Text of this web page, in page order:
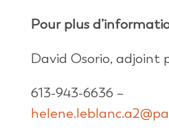
Pour plus
David Osorio, adjoint
613-943-6636 –